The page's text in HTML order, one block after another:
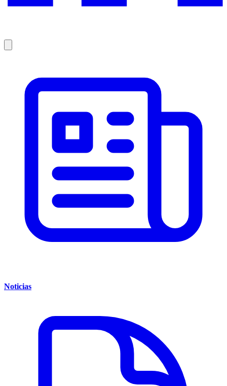
Noticias